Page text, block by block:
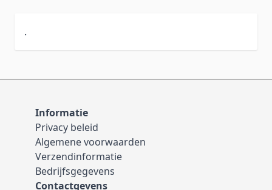
.
Informatie
Privacy beleid
Algemene voorwaarden
Verzendinformatie
Bedrijfsgegevens
Contactgevens